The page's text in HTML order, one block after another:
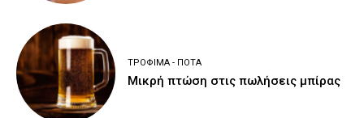
ΤΡΌΦΙΜΑ - ΠΟΤΆ
Μικρή πτώση στις πωλήσεις μπίρας